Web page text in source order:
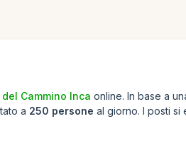
Cammino Inca online. In base a
a 250 persone al giorno. I posti si